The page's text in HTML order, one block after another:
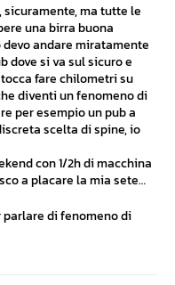
sicuramente, ma tutte le
una birra buona
andare miratamente
dove si va sul sicuro e
fare chilometri su
diventi un fenomeno di
per esempio un pub a
scelta di spine, io
con 1/2h di macchina
a placare la mia sete…
parlare di fenomeno di